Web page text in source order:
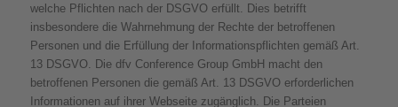
welche Pflichten nach der DSGVO erfüllt. Dies betrifft
insbesondere die Wahrnehmung der Rechte der betroffenen
Personen und die Erfüllung der Informationspflichten gemäß Art.
13 DSGVO. Die dfv Conference Group GmbH macht den
betroffenen Personen die gemäß Art. 13 DSGVO erforderlichen
Informationen auf ihrer Webseite zugänglich. Die Parteien